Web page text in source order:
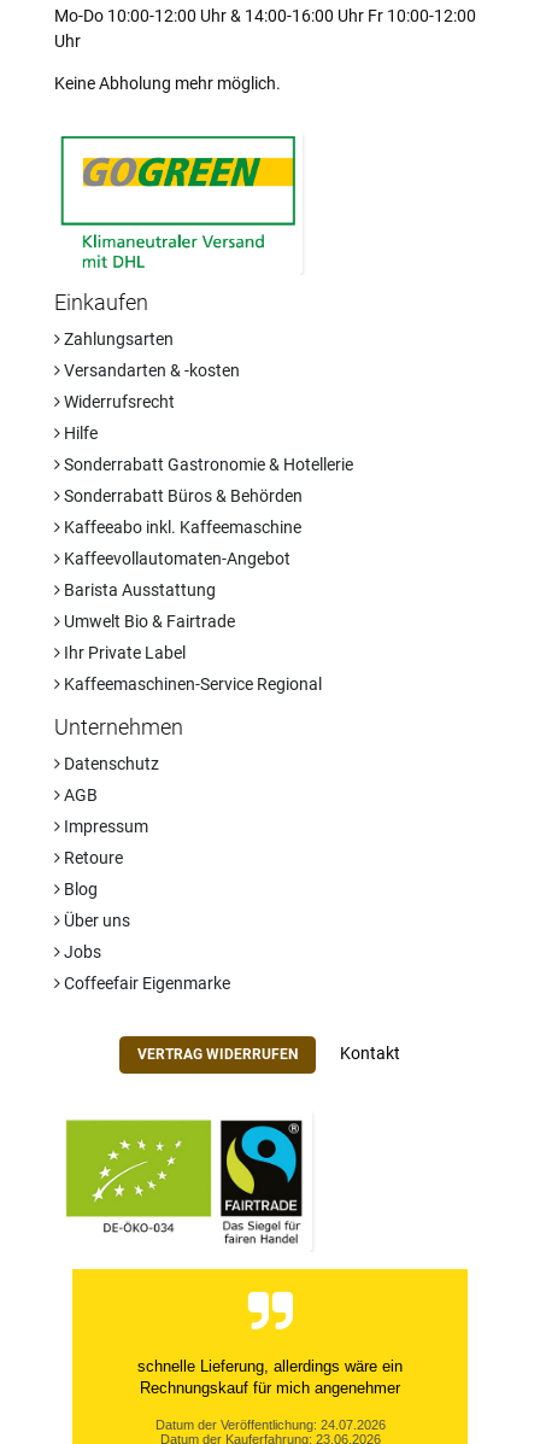
Mo-Do 10:00-12:00 Uhr & 14:00-16:00 Uhr Fr 10:00-12:00
Uhr
Keine Abholung mehr möglich.
Einkaufen
Zahlungsarten
Versandarten & -kosten
Widerrufsrecht
Hilfe
Sonderrabatt Gastronomie & Hotellerie
Sonderrabatt Büros & Behörden
Kaffeeabo inkl. Kaffeemaschine
Kaffeevollautomaten-Angebot
Barista Ausstattung
Umwelt Bio & Fairtrade
Ihr Private Label
Kaffeemaschinen-Service Regional
Unternehmen
Datenschutz
AGB
Impressum
Retoure
Blog
Über uns
Jobs
Coffeefair Eigenmarke
VERTRAG WIDERRUFEN Kontakt
schnelle Lieferung, allerdings wäre ein
Rechnungskauf für mich angenehmer
Datum der Veröffentlichung: 24.07.2026
Datum der Kauferfahrung: 23.06.2026